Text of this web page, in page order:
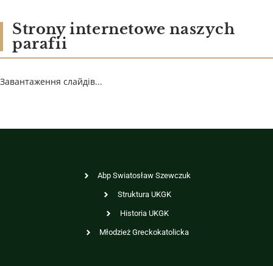
Strony internetowe naszych
parafii
Завантаження слайдів...
Abp Swiatosław Szewczuk
Struktura UKGK
Historia UKGK
Młodzież Greckokatolicka